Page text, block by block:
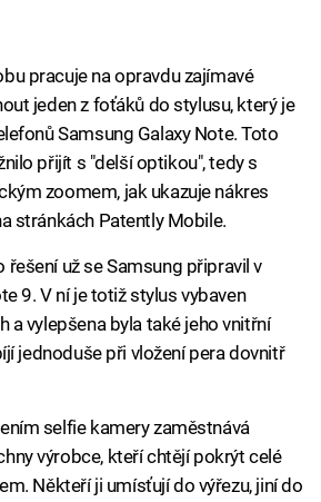
pracuje na opravdu zajímavé
jeden z foťáků do stylusu, který je
Samsung Galaxy Note. Toto
přijít s "delší optikou", tedy s
zoomem, jak ukazuje nákres
stránkách Patently Mobile.
řešení už se Samsung připravil v
9. V ní je totiž stylus vybaven
a vylepšena byla také jeho vnitřní
jednoduše při vložení pera dovnitř
selfie kamery zaměstnává
výrobce, kteří chtějí pokrýt celé
Někteří ji umísťují do výřezu, jiní do